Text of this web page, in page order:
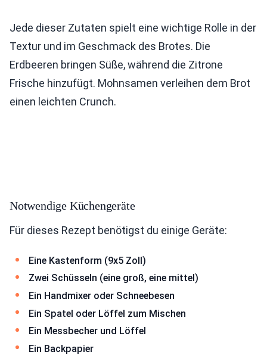
Jede dieser Zutaten spielt eine wichtige Rolle in der
Textur und im Geschmack des Brotes. Die
Erdbeeren bringen Süße, während die Zitrone
Frische hinzufügt. Mohnsamen verleihen dem Brot
einen leichten Crunch.
Notwendige Küchengeräte
Für dieses Rezept benötigst du einige Geräte:
Eine Kastenform (9x5 Zoll)
Zwei Schüsseln (eine groß, eine mittel)
Ein Handmixer oder Schneebesen
Ein Spatel oder Löffel zum Mischen
Ein Messbecher und Löffel
Ein Backpapier